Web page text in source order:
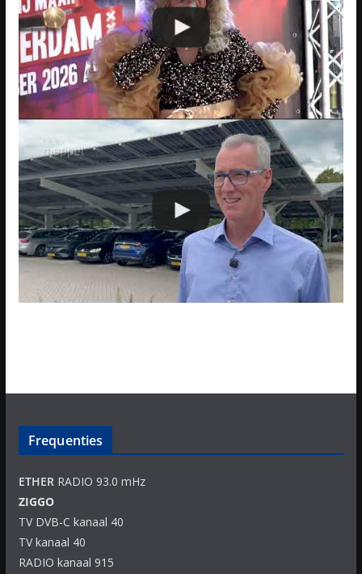
Frequenties
ETHERRADIO 93.0 mHz
ZIGGO
TV DVB-C kanaal 40
TV kanaal 40
RADIO kanaal 915